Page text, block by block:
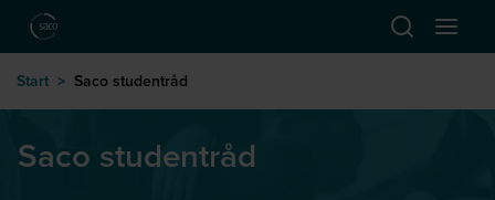
Hoppa till huvudinnehåll Öppna
Start > Saco studentråd
Saco studentråd